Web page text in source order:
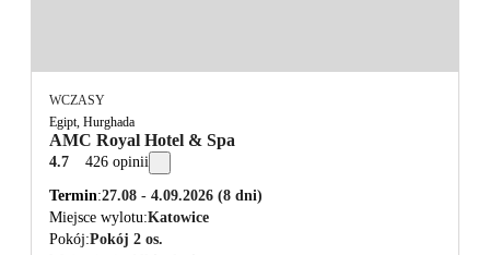
WCZASY
Egipt, Hurghada
AMC Royal Hotel & Spa
4.7 426 opinii
Termin 27.08 - 4.09.2026 (8 dni)
Miejsce wylotu Katowice
Pokój Pokój 2 os.